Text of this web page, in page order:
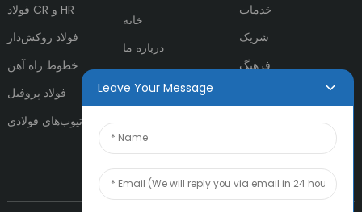
فولاد CR و HR
فولاد روکش‌دار
خطوط راه آهن
فولاد پروفیل
لوله‌ها و تیوب‌های فولادی
خانه
درباره ما
اخبار
تماس با ما
خدمات
شریک
فرهنگ
Leave Your Message